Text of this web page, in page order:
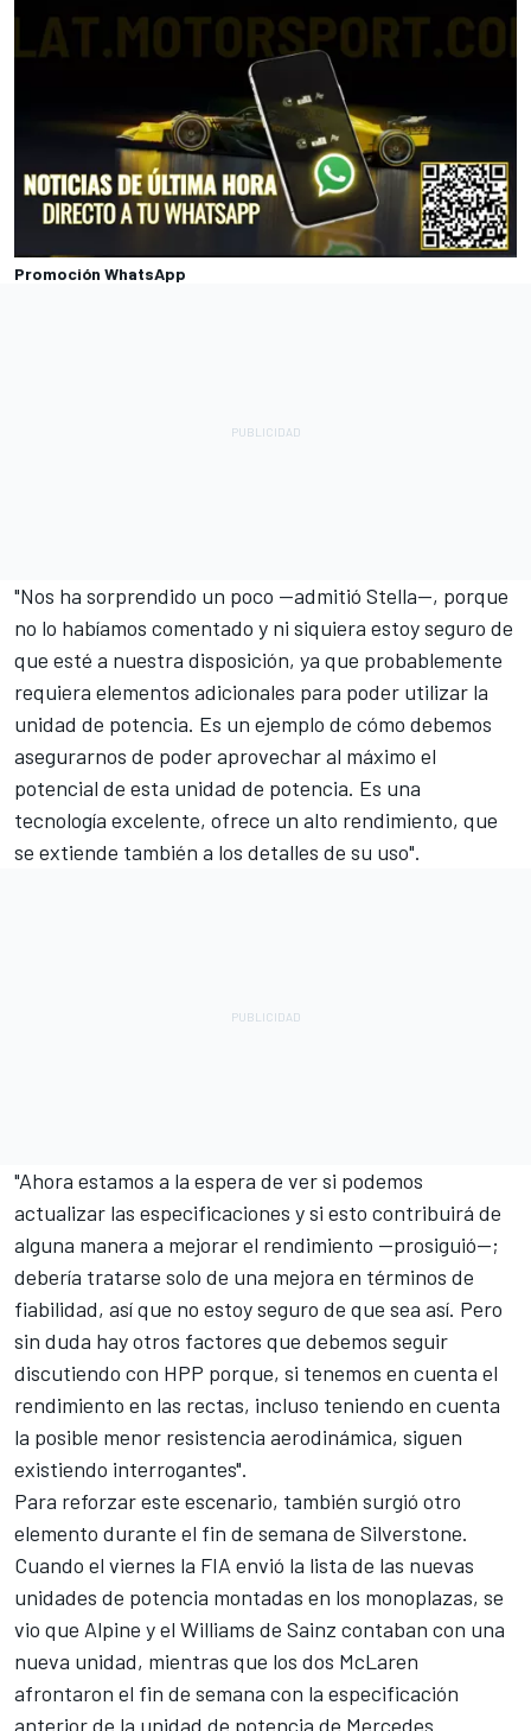
Promoción WhatsApp
"Nos ha sorprendido un poco —admitió Stella—, porque
no lo habíamos comentado y ni siquiera estoy seguro de
que esté a nuestra disposición, ya que probablemente
requiera elementos adicionales para poder utilizar la
unidad de potencia. Es un ejemplo de cómo debemos
asegurarnos de poder aprovechar al máximo el
potencial de esta unidad de potencia. Es una
tecnología excelente, ofrece un alto rendimiento, que
se extiende también a los detalles de su uso".
"Ahora estamos a la espera de ver si podemos
actualizar las especificaciones y si esto contribuirá de
alguna manera a mejorar el rendimiento —prosiguió—;
debería tratarse solo de una mejora en términos de
fiabilidad, así que no estoy seguro de que sea así. Pero
sin duda hay otros factores que debemos seguir
discutiendo con HPP porque, si tenemos en cuenta el
rendimiento en las rectas, incluso teniendo en cuenta
la posible menor resistencia aerodinámica, siguen
existiendo interrogantes".
Para reforzar este escenario, también surgió otro
elemento durante el fin de semana de Silverstone.
Cuando el viernes la FIA envió la lista de las nuevas
unidades de potencia montadas en los monoplazas, se
vio que Alpine y el Williams de Sainz contaban con una
nueva unidad, mientras que los dos McLaren
afrontaron el fin de semana con la especificación
anterior de la unidad de potencia de Mercedes.